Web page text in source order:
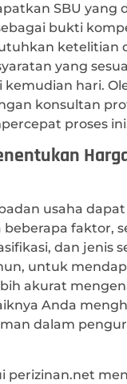
SBU yang
bukti
ketelitian
yang
hari.
konsultan
proses
usaha
faktor,
dan jenis
untuk
akurat
Anda
dalam
perizinan.net